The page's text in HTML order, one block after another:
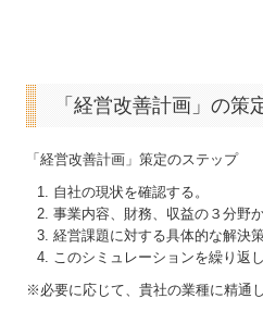
「経営改善計画」の策
「経営改善計画」策定のステップ
自社の現状を確認する。
事業内容、財務、収益の３分野
経営課題に対する具体的な解決
このシミュレーションを繰り返
※必要に応じて、貴社の業種に精通